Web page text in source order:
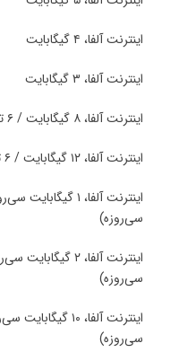
اینترنت آلفا، ۴ گیگابایت
اینترنت آلفا، ۳ گیگابایت
اینترنت آلفا، ۸ گیگابایت / ۶ تا ۱۲ ظهر
اینترنت آلفا، ۱۲ گیگابایت / ۶ تا ۱۲ ظهر
سی‌روزه)
سی‌روزه)
سی‌روزه)